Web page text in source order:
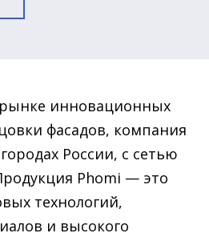
инновационных
фасадов, компания
России, с сетью
Phomi — это
технологий,
и высокого